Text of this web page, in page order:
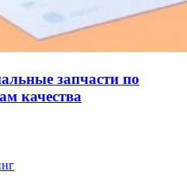
запчасти по
качества